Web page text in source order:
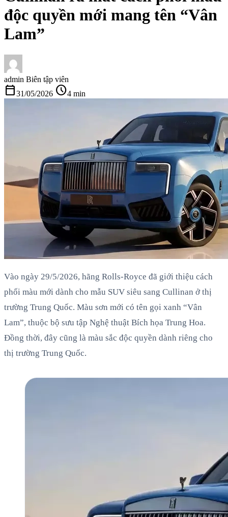
độc quyền mới mang tên “Vân
Lam”
admin Biên tập viên
calendar_today31/05/2026 schedule4 min
Vào ngày 29/5/2026, hãng Rolls-Royce đã giới thiệu cách
phối màu mới dành cho mẫu SUV siêu sang Cullinan ở thị
trường Trung Quốc. Màu sơn mới có tên gọi xanh “Vân
Lam”, thuộc bộ sưu tập Nghệ thuật Bích họa Trung Hoa.
Đồng thời, đây cũng là màu sắc độc quyền dành riêng cho
thị trường Trung Quốc.